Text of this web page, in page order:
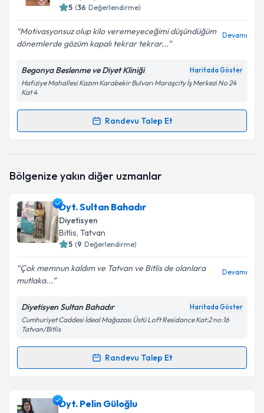
posta ile bilgilendireceğiz.
E-posta Adresiniz
Kişisel verilerimin işlenmesine ilişkinAydınlatma
kapsamda işlenmesini kabul ediyorum.
5 (36 Değerlendirme)
Motivasyonsuz olup kilo veremeyeceğimi düşündüğüm
dönemlerde gözüm kapalı tekrar tekrar...
Devamı
Begonya Beslenme ve Diyet Kliniği Haritada Göster
Hafıziye Mahallesi Kazım Karabekir Bulvarı Maraşcity İş Merkezi No 24
Kat 4
Randevu Talep Et
Randevu Takvimi Talebi
oluşturun. Size bu uzmandan randevu almanız için bir
E-posta Adresiniz
Kişisel verilerimin işlenmesine ilişkinAydınlatma
Bölgenize yakın diğer uzmanlar
Dyt. Sultan Bahadır
Diyetisyen
Bitlis, Tatvan
5 (9 Değerlendirme)
Çok memnun kaldım ve Tatvan ve Bitlis de olanlara
mutlaka...
Devamı
Diyetisyen Sultan Bahadır Haritada Göster
Cumhuriyet Caddesi İdeal Mağazası Üstü Loft Residance Kat:2 no:16
Tatvan/Bitlis
Randevu Talep Et
Randevu Takvimi Talebi
Dyt. Sultan Bahadıriçin randevu takvimi talebi
Dyt. Pelin Güloğlu